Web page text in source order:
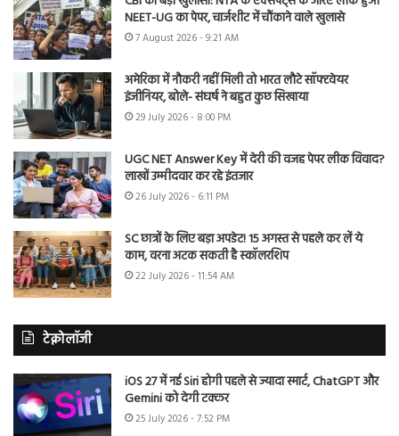
NEET-UG का पेपर, चार्जशीट में चौंकाने वाले खुलासे
7 August 2026 - 9:21 AM
अमेरिका में नौकरी नहीं मिली तो भारत लौटे सॉफ्टवेयर
इंजीनियर, बोले- संघर्ष ने बहुत कुछ सिखाया
29 July 2026 - 8:00 PM
UGC NET Answer Key में देरी की वजह पेपर लीक विवाद?
लाखों उम्मीदवार कर रहे इंतजार
26 July 2026 - 6:11 PM
SC छात्रों के लिए बड़ा अपडेट! 15 अगस्त से पहले कर लें ये
काम, वरना अटक सकती है स्कॉलरशिप
22 July 2026 - 11:54 AM
टेक्नोलॉजी
iOS 27 में नई Siri होगी पहले से ज्यादा स्मार्ट, ChatGPT और
Gemini को देगी टक्कर
25 July 2026 - 7:52 PM